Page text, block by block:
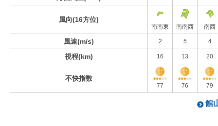
風向(16方位)
南南東 南南西 南西
風速(m/s) 2 5 4
視程(km) 16 13 20
不快指数
77 76 79
館